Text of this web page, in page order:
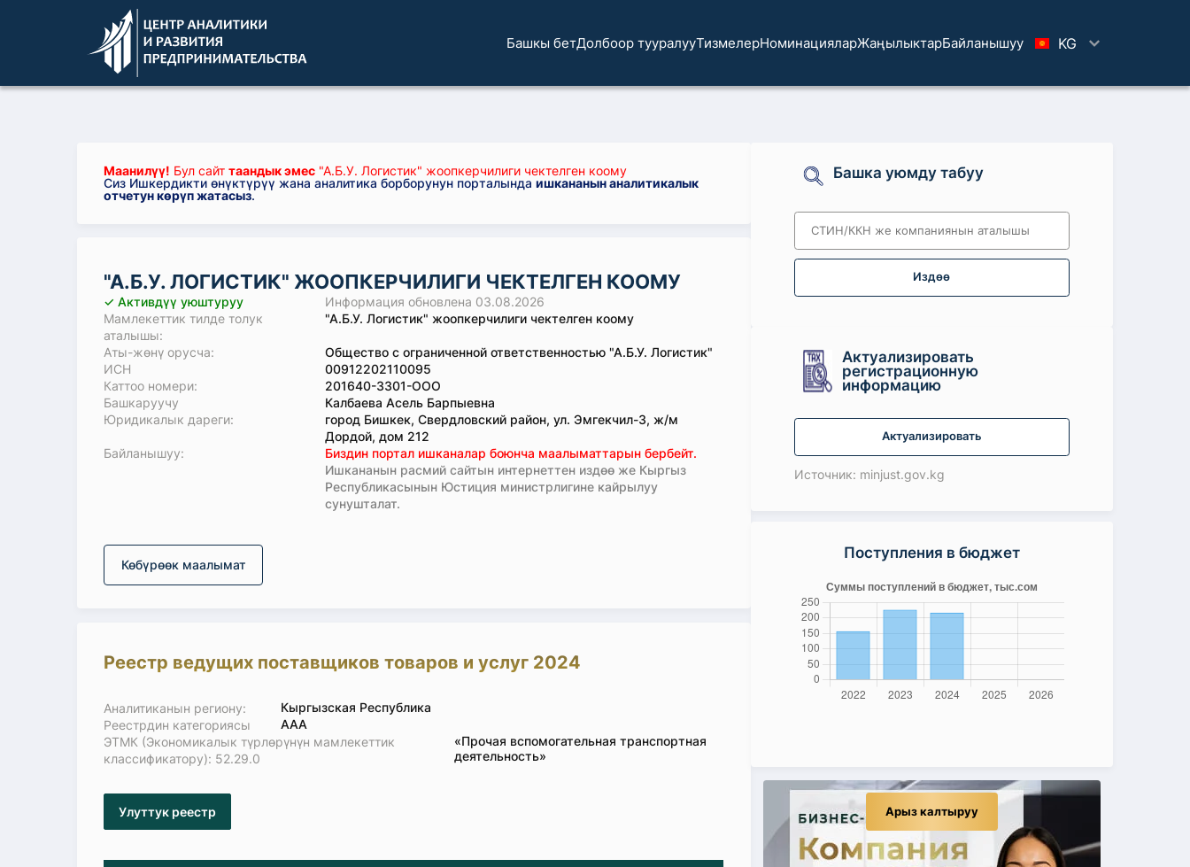
Башкы бетДолбоор тууралууТизмелерНоминацияларЖаңылыктарБайланышуу KG
Маанилүү! Бул сайт таандык эмес "А.Б.У. Логистик" жоопкерчилиги чектелген коому
Сиз Ишкердикти өнүктүрүү жана аналитика борборунун порталында ишкананын аналитикалык
отчетун көрүп жатасыз.
"А.Б.У. ЛОГИСТИК" ЖООПКЕРЧИЛИГИ ЧЕКТЕЛГЕН КООМУ
✓ Активдүү уюштуруу
Информация обновлена 03.08.2026
Мамлекеттик тилде толук
аталышы:
"А.Б.У. Логистик" жоопкерчилиги чектелген коому
Аты-жөнү орусча:
Общество с ограниченной ответственностью "А.Б.У. Логистик"
ИСН
00912202110095
Каттоо номери:
201640-3301-ООО
Башкаруучу
Калбаева Асель Барпыевна
Юридикалык дареги:
город Бишкек, Свердловский район, ул. Эмгекчил-3, ж/м
Дордой, дом 212
Байланышуу:
Биздин портал ишканалар боюнча маалыматтарын бербейт.
Ишкананын расмий сайтын интернеттен издөө же Кыргыз
Республикасынын Юстиция министрлигине кайрылуу
сунушталат.
Көбүрөөк маалымат
Реестр ведущих поставщиков товаров и услуг 2024
Аналитиканын региону:
Кыргызская Республика
Реестрдин категориясы
ААА
ЭТМК (Экономикалык түрлөрүнүн мамлекеттик
классификатору): 52.29.0
«Прочая вспомогательная транспортная
деятельность»
Улуттук реестр
Башка уюмду табуу
Издөө
Актуализировать
регистрационную
информацию
Актуализировать
Источник: minjust.gov.kg
Поступления в бюджет
Арыз калтыруу